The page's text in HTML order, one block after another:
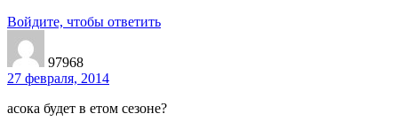
Войдите, чтобы ответить
97968
27 февраля, 2014
асока будет в етом сезоне?